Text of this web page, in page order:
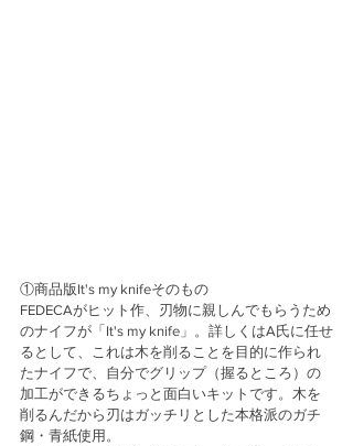
①商品版It's my knifeそのもの
FEDECAがヒット作、刃物に親しんでもらうため
のナイフが「It's my knife」。詳しくはA氏に任せ
るとして、これは木を削ることを目的に作られ
たナイフで、自分でグリップ（握るところ）の
加工ができるちょっと面白いキットです。木を
削るんだから刃はガッチリとした本格派のガチ
鋼・青紙使用。